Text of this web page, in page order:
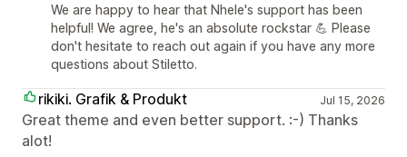
We are happy to hear that Nhele's support has been
helpful! We agree, he's an absolute rockstar 💪 Please
don't hesitate to reach out again if you have any more
questions about Stiletto.
rikiki. Grafik & Produkt Jul 15, 2026
Great theme and even better support. :-) Thanks
alot!